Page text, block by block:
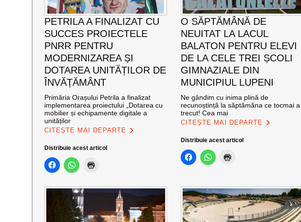
PETRILA A FINALIZAT CU
SUCCES PROIECTELE
PNRR PENTRU
MODERNIZAREA ȘI
DOTAREA UNITĂȚILOR DE
ÎNVĂȚĂMÂNT
Primăria Orașului Petrila a finalizat
implementarea proiectului „Dotarea cu
mobilier și echipamente digitale a
unităților
CITEȘTE MAI DEPARTE
Distribuie acest articol
O SĂPTĂMÂNĂ DE
NEUITAT LA LACUL
BALATON PENTRU ELEVI
DE LA CELE TREI ȘCOLI
GIMNAZIALE DIN
MUNICIPIUL LUPENI
Ne gândim cu inima plină de
recunoștință la săptămâna ce tocmai a
trecut! Cea mai
CITEȘTE MAI DEPARTE
Distribuie acest articol